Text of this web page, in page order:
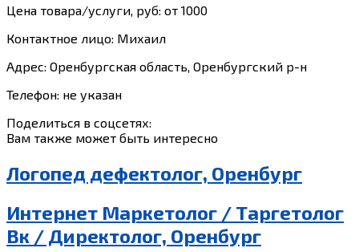
Цена товара/услуги, руб: от 1000
Контактное лицо: Михаил
Адрес: Оренбургская область, Оренбургский р-н
Телефон: не указан
Поделиться в соцсетях:
Вам также может быть интересно
Логопед дефектолог, Оренбург
Интернет Маркетолог / Таргетолог
Вк / Директолог, Оренбург